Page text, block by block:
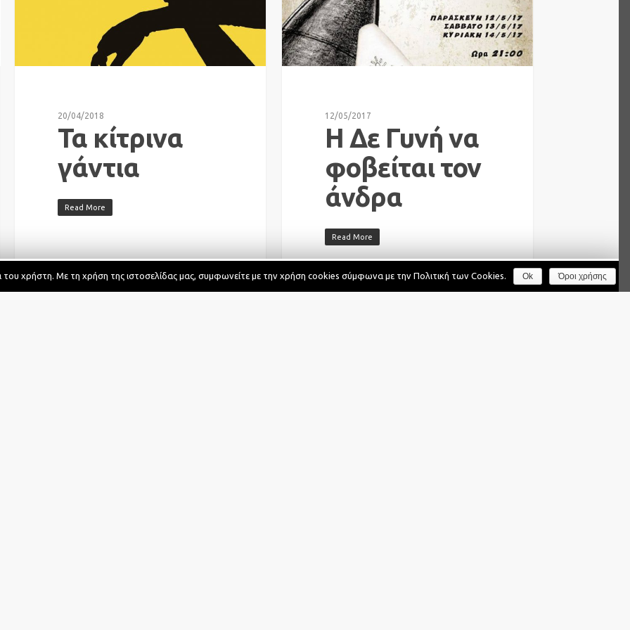
20/04/2018
Τα κίτρινα
γάντια
Read More
12/05/2017
Η Δε Γυνή να
φοβείται τον
άνδρα
Read More
από το theaterlabs.gr, με σκοπό τη βελτίωση των υπηρεσιών που σας παρέχουμε. Οκ 'Όροι χρήσης
του χρήστη. Με τη χρήση της ιστοσελίδας μας, συμφωνείτε με την χρήση cookies σύμφωνα με την Πολιτική των Cookies. Ok Όροι χρήσης